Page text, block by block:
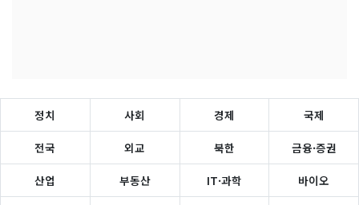
정치 사회 경제 국제
전국 외교 북한 금융·증권
산업 부동산 IT·과학 바이오